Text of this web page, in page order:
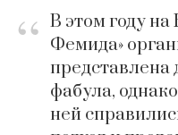
“ В этом году на
Фемида»
представлена
фабула,
ней